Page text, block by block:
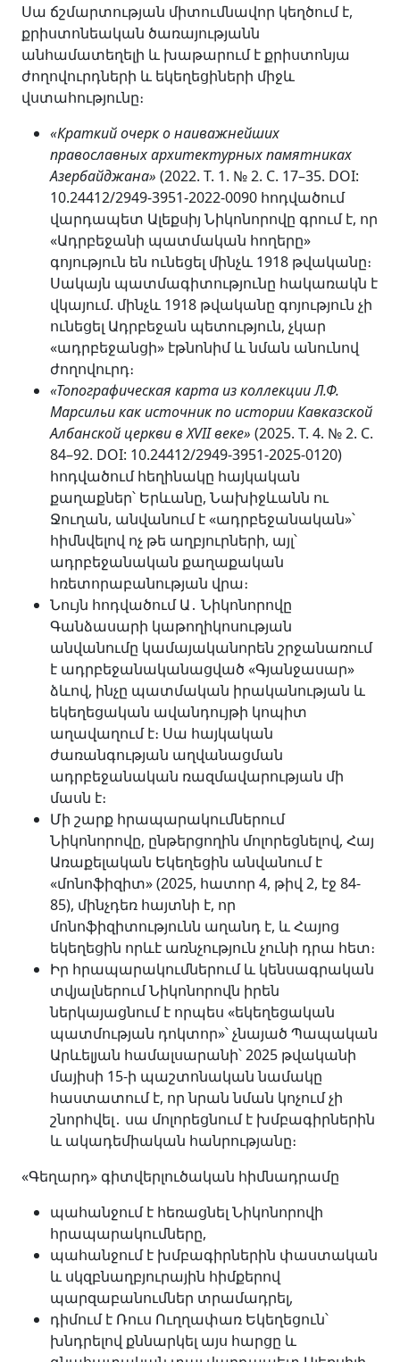
Սա ճշմարտության միտումնավոր կեղծում է,
քրիստոնեական ծառայությանն
անհամատեղելի և խաթարում է քրիստոնյա
ժողովուրդների և եկեղեցիների միջև
վստահությունը։
«Краткий очерк о наиважнейших
православных архитектурных памятниках
Азербайджана» (2022. Т. 1. № 2. С. 17–35. DOI:
10.24412/2949-3951-2022-0090 հոդվածում
վարդապետ Ալեքսիյ Նիկոնորովը գրում է, որ
«Ադրբեջանի պատմական հողերը»
գոյություն են ունեցել մինչև 1918 թվականը։
Սակայն պատմագիտությունը հակառակն է
վկայում. մինչև 1918 թվականը գոյություն չի
ունեցել Ադրբեջան պետություն, չկար
«ադրբեջանցի» էթնոնիմ և նման անունով
ժողովուրդ։
«Топографическая карта из коллекции Л.Ф.
Марсильи как источник по истории Кавказской
Албанской церкви в XVII веке» (2025. Т. 4. № 2. С.
84–92. DOI: 10.24412/2949-3951-2025-0120)
հոդվածում հեղինակը հայկական
քաղաքներ՝ Երևանը, Նախիջևանն ու
Ջուղան, անվանում է «ադրբեջանական»՝
հիմնվելով ոչ թե աղբյուրների, այլ՝
ադրբեջանական քաղաքական
հռետորաբանության վրա։
Նույն հոդվածում Ա․ Նիկոնորովը
Գանձասարի կաթողիկոսության
անվանումը կամայականորեն շրջանառում
է ադրբեջանականացված «Գյանջասար»
ձևով, ինչը պատմական իրականության և
եկեղեցական ավանդույթի կոպիտ
աղավաղում է։ Սա հայկական
ժառանգության աղվանացման
ադրբեջանական ռազմավարության մի
մասն է։
Մի շարք հրապարակումներում
Նիկոնորովը, ընթերցողին մոլորեցնելով, Հայ
Առաքելական Եկեղեցին անվանում է
«մոնոֆիզիտ» (2025, հատոր 4, թիվ 2, էջ 84-
85), մինչդեռ հայտնի է, որ
մոնոֆիզիտությունն աղանդ է, և Հայոց
եկեղեցին որևէ առնչություն չունի դրա հետ։
Իր հրապարակումներում և կենսագրական
տվյալներում Նիկոնորովն իրեն
ներկայացնում է որպես «եկեղեցական
պատմության դոկտոր»՝ չնայած Պապական
Արևելյան համալսարանի՝ 2025 թվականի
մայիսի 15-ի պաշտոնական նամակը
հաստատում է, որ նրան նման կոչում չի
շնորհվել․ սա մոլորեցնում է խմբագիրներին
և ակադեմիական հանրությանը։
«Գեղարդ» գիտվերլուծական հիմնադրամը
պահանջում է հեռացնել Նիկոնորովի
հրապարակումները,
պահանջում է խմբագիրներին փաստական
և սկզբնաղբյուրային հիմքերով
պարզաբանումներ տրամադրել,
դիմում է Ռուս Ուղղափառ Եկեղեցուն՝
խնդրելով քննարկել այս հարցը և